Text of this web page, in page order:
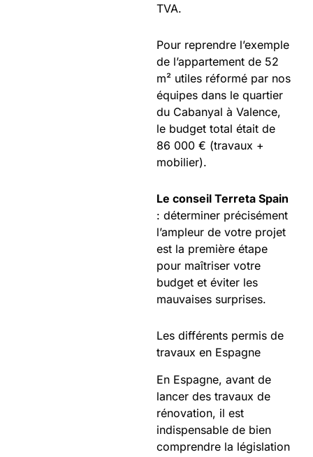
TVA.
Pour reprendre l’exemple
de l’appartement de 52
m² utiles réformé par nos
équipes dans le quartier
du Cabanyal à Valence,
le budget total était de
86 000 € (travaux +
mobilier).
Le conseil Terreta Spain
: déterminer précisément
l’ampleur de votre projet
est la première étape
pour maîtriser votre
budget et éviter les
mauvaises surprises.
Les différents permis de
travaux en Espagne
En Espagne, avant de
lancer des travaux de
rénovation, il est
indispensable de bien
comprendre la législation